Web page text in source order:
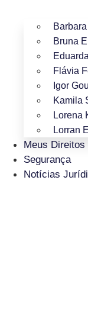
Bruna
Flávia
Igor
Kamila
Lorena
Lorran
Meus Direitos
Segurança
Notícias